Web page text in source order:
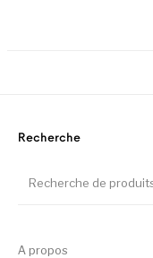
Recherche
A propos